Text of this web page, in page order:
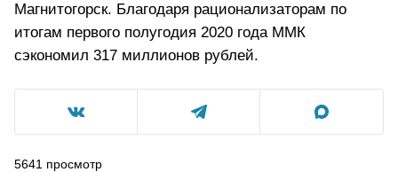
Магнитогорск. Благодаря рационализаторам по
итогам первого полугодия 2020 года ММК
сэкономил 317 миллионов рублей.
5641 просмотр